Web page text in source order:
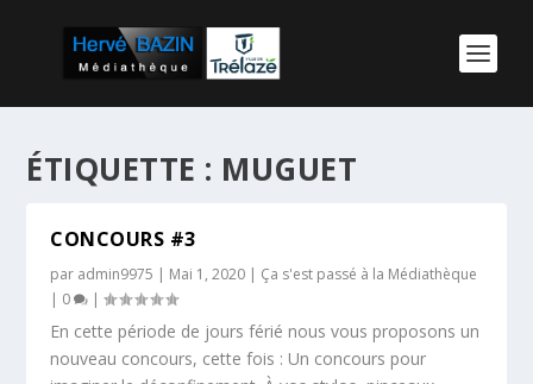
ÉTIQUETTE : MUGUET
CONCOURS #3
par admin9975 | Mai 1, 2020 | Ça s'est passé à la Médiathèque
| 0 |
En cette période de jours férié nous vous proposons un
nouveau concours, cette fois : Un concours pour